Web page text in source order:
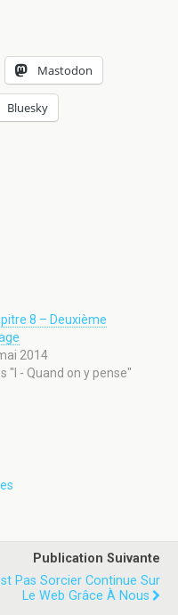
Mastodon
Bluesky
8 – Deuxième
2014
"I - Quand on y pense"
Publication Suivante
Pas Sorcier Continue Sur
Le Web Grâce À Nous